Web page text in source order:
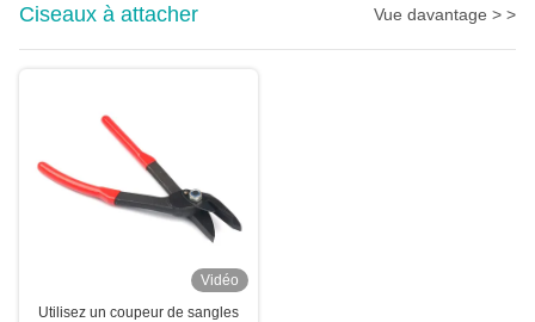
Ciseaux à attacher Vue davantage > >
Vidéo
Utilisez un coupeur de sangles